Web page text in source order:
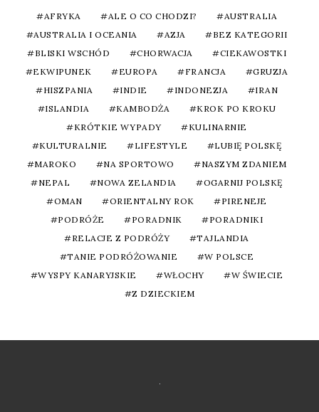
AFRYKA ALE O CO CHODZI?
AUSTRALIA
AUSTRALIA I OCEANIA
AZJA
BEZ KATEGORII
BLISKI WSCHÓD
CHORWACJA
CIEKAWOSTKI
EKWIPUNEK
EUROPA FRANCJA
GRUZJA
HISZPANIA
INDIE INDONEZJA
IRAN
ISLANDIA
KAMBODŻA
KROK PO KROKU
KRÓTKIE WYPADY
KULINARNIE
KULTURALNIE
LIFESTYLE
LUBIĘ POLSKĘ
MAROKO
NA SPORTOWO
NASZYM ZDANIEM
NEPAL
NOWA ZELANDIA
OGARNIJ POLSKĘ
OMAN
ORIENTALNY ROK
PIRENEJE
PODRÓŻE
PORADNIK
PORADNIKI
RELACJE Z PODRÓŻY
TAJLANDIA
TANIE PODRÓŻOWANIE
W POLSCE
WYSPY KANARYJSKIE
WŁOCHY
W ŚWIECIE
Z DZIECKIEM